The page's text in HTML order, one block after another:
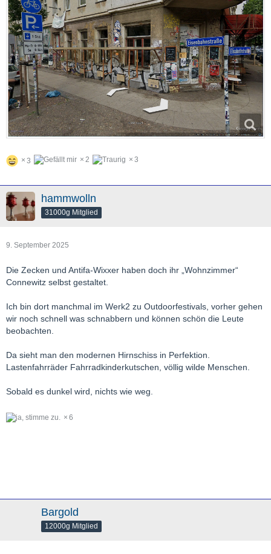
3 2 3
hammwolln
31000g Mitglied
9. September 2025
Die Zecken und Antifa-Wixxer haben doch ihr „Wohnzimmer“
Connewitz selbst gestaltet.
Ich bin dort manchmal im Werk2 zu Outdoorfestivals, vorher gehen
wir noch schnell was schnabbern und können schön die Leute
beobachten.
Da sieht man den modernen Hirnschiss in Perfektion.
Lastenfahrräder Fahrradkinderkutschen, völlig wilde Menschen.
Sobald es dunkel wird, nichts wie weg.
6
Bargold
12000g Mitglied